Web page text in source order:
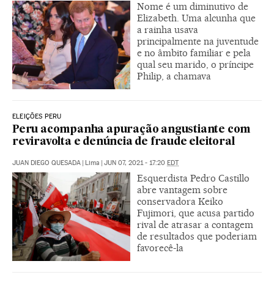
Nome é um diminutivo de
Elizabeth. Uma alcunha que
a rainha usava
principalmente na juventude
e no âmbito familiar e pela
qual seu marido, o príncipe
Philip, a chamava
ELEIÇÕES PERU
Peru acompanha apuração angustiante com
reviravolta e denúncia de fraude eleitoral
JUAN DIEGO QUESADA Lima JUN 07, 2021 - 17:20 EDT
Esquerdista Pedro Castillo
abre vantagem sobre
conservadora Keiko
Fujimori, que acusa partido
rival de atrasar a contagem
de resultados que poderiam
favorecê-la